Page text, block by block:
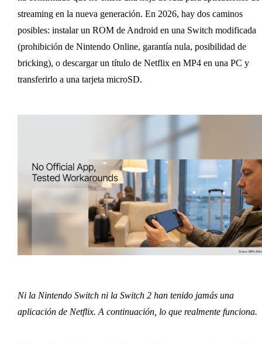
streaming en la nueva generación. En 2026, hay dos caminos
posibles: instalar un ROM de Android en una Switch modificada
(prohibición de Nintendo Online, garantía nula, posibilidad de
bricking), o descargar un título de Netflix en MP4 en una PC y
transferirlo a una tarjeta microSD.
Ni la Nintendo Switch ni la Switch 2 han tenido jamás una
aplicación de Netflix. A continuación, lo que realmente funciona.